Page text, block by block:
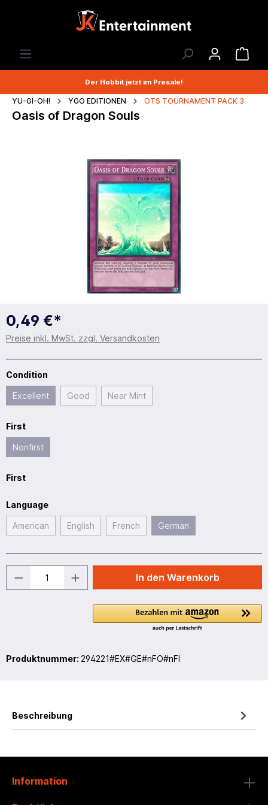
Der Hobbit jetzt im Presale!
YU-GI-OH! YGO EDITIONEN OTS TOURNAMENT PACK 3
Oasis of Dragon Souls
0,49 €*
Preise inkl. MwSt. zzgl. Versandkosten
Condition
Excellent Good Near Mint
First
Nonfirst
First
Language
American English French German
In den Warenkorb
Produktnummer: 294221#EX#GE#nFO#nFI
Beschreibung
Information